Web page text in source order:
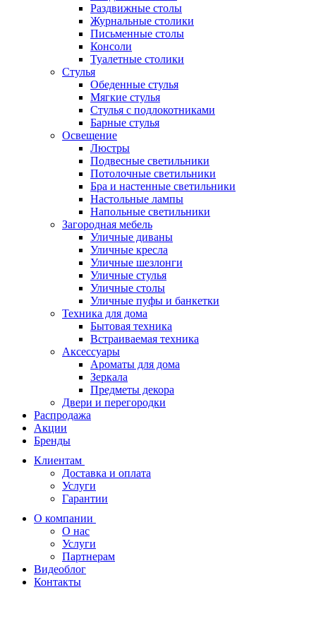
Раздвижные столы
Журнальные столики
Письменные столы
Консоли
Туалетные столики
Стулья
Обеденные стулья
Мягкие стулья
Стулья с подлокотниками
Барные стулья
Освещение
Люстры
Подвесные светильники
Потолочные светильники
Бра и настенные светильники
Настольные лампы
Напольные светильники
Загородная мебель
Уличные диваны
Уличные кресла
Уличные шезлонги
Уличные стулья
Уличные столы
Уличные пуфы и банкетки
Техника для дома
Бытовая техника
Встраиваемая техника
Аксессуары
Ароматы для дома
Зеркала
Предметы декора
Двери и перегородки
Распродажа
Акции
Бренды
Клиентам
Доставка и оплата
Услуги
Гарантии
О компании
О нас
Услуги
Партнерам
Видеоблог
Контакты